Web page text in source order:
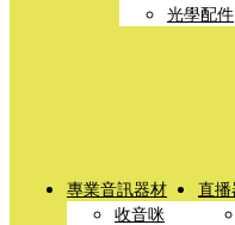
光學配件
專業音訊器材
收音咪
直播